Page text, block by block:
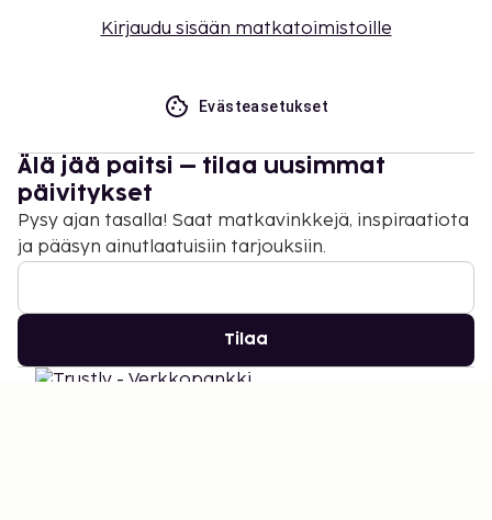
Kirjaudu sisään matkatoimistoille
Evästeasetukset
Älä jää paitsi – tilaa uusimmat
päivitykset
Pysy ajan tasalla! Saat matkavinkkejä, inspiraatiota
ja pääsyn ainutlaatuisiin tarjouksiin.
Tilaa